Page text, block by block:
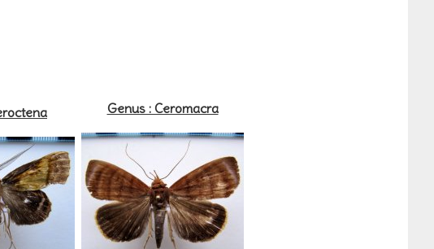
Genus : Ceromacra